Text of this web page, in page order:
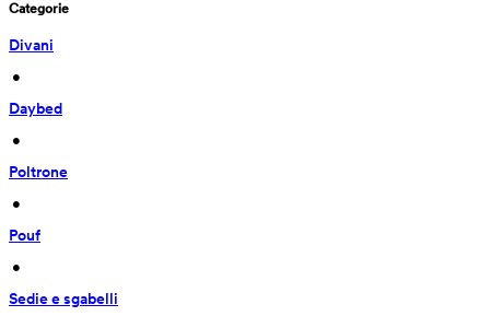
Categorie
Divani
•
Daybed
•
Poltrone
•
Pouf
•
Sedie e sgabelli